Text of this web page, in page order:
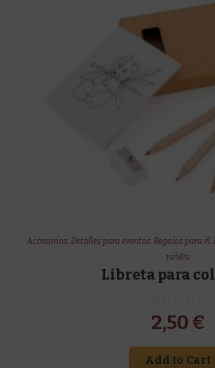
Accesorios,Detalles para eventos,Regalos para él,
niñ@s
Libreta para
2,50 €
Add to Cart